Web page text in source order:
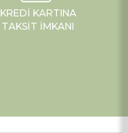
KREDI KARTINA
TAKSIT İMKANI